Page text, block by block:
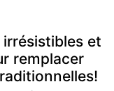
et
remplacer